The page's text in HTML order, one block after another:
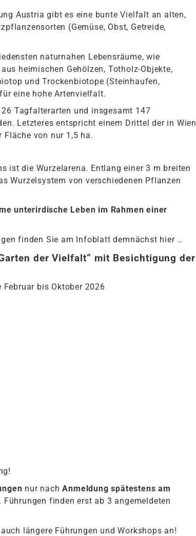
Austria gibt es eine bunte Vielfalt an alten,
(Gemüse, Obst, Getreide,
naturnahen Lebensräume, wie
heimischen Gehölzen, Totholz-Objekte,
und Trockenbiotope (Steinhaufen,
eine hohe Artenvielfalt.
Tagfalterarten und insgesamt 147
Letzteres entspricht einem Drittel der in Wien
Fläche von nur 1,5 ha.
ist die Wurzelarena. Entlang einer 3 m breiten
Wurzelsystem von verschiedenen Pflanzen
unterirdische Leben im Rahmen einer
finden Sie am Infoblatt demnächst hier …
der Vielfalt“ mit Besichtigung der
bis Oktober 2026
nur nachAnmeldung spätestens am
. Führungen finden erst ab 3 angemeldeten
längere Führungen und Workshops an!